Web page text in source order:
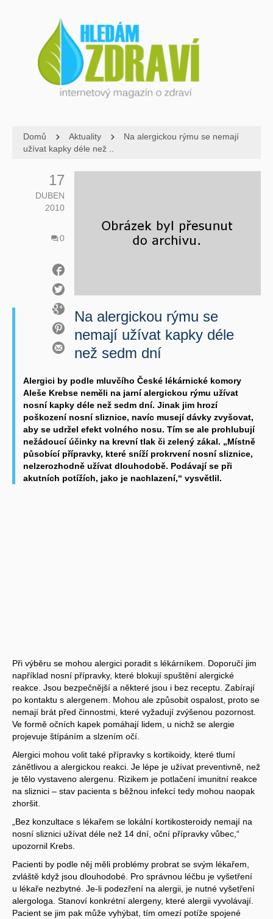
Domů Aktuality
Na alergickou rýmu se nemají
užívat kapky déle než ..
17
DUBEN
2010
0
Na alergickou rýmu se
nemají užívat kapky déle
než sedm dní
Alergici by podle mluvčího České lékárnické komory
Aleše Krebse neměli na jarní alergickou rýmu užívat
nosní kapky déle než sedm dní. Jinak jim hrozí
poškození nosní sliznice, navíc musejí dávky zvyšovat,
aby se udržel efekt volného nosu. Tím se ale prohlubují
nežádoucí účinky na krevní tlak či zelený zákal. „Místně
působící přípravky, které sníží prokrvení nosní sliznice,
nelzerozhodně užívat dlouhodobě. Podávají se při
akutních potížích, jako je nachlazení,“ vysvětlil.
Při výběru se mohou alergici poradit s lékárníkem. Doporučí jim
například nosní přípravky, které blokují spuštění alergické
reakce. Jsou bezpečnější a některé jsou i bez receptu. Zabírají
po kontaktu s alergenem. Mohou ale způsobit ospalost, proto se
nemají brát před činnostmi, které vyžadují zvýšenou pozornost.
Ve formě očních kapek pomáhají lidem, u nichž se alergie
projevuje štípáním a slzením očí.
Alergici mohou volit také přípravky s kortikoidy, které tlumí
zánětlivou a alergickou reakci. Je lépe je užívat preventivně, než
je tělo vystaveno alergenu. Rizikem je potlačení imunitní reakce
na sliznici – stav pacienta s běžnou infekcí tedy mohou naopak
zhoršit.
„Bez konzultace s lékařem se lokální kortikosteroidy nemají na
nosní sliznici užívat déle než 14 dní, oční přípravky vůbec,“
upozornil Krebs.
Pacienti by podle něj měli problémy probrat se svým lékařem,
zvláště když jsou dlouhodobé. Pro správnou léčbu je vyšetření
u lékaře nezbytné. Je-li podezření na alergii, je nutné vyšetření
alergologa. Stanoví konkrétní alergeny, které alergii vyvolávají.
Pacient se jim pak může vyhýbat, tím omezí potíže spojené